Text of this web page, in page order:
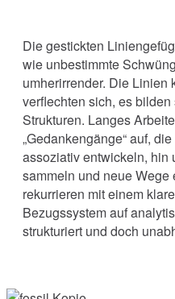
Die gestickten
wie unbestimmte
umherirrender. Die Linien
verflechten sich, es
Strukturen. Langes
„Gedankengänge“ auf,
assoziativ entwickeln, hin
sammeln und neue
rekurrieren mit einem
Bezugssystem auf
strukturiert und doch